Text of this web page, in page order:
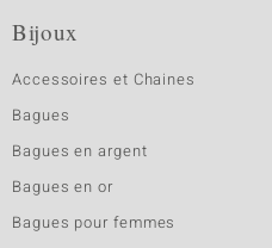
Bijoux
Accessoires et Chaines
Bagues
Bagues en argent
Bagues en or
Bagues pour femmes